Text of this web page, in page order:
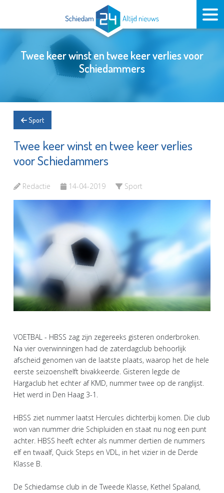
Twee keer winst en twee keer verlies voor
Schiedammers
Sport
Twee keer winst en twee keer verlies
voor Schiedammers
Redactie 14-04-2019 Sport
VOETBAL - HBSS zag zijn zegereeks gisteren onderbroken.
Na vier overwinningen had de zaterdagclub behoorlijk
afscheid genomen van de laatste plaats, waarop het de hele
eerste seizoenshelft bivakkeerde. Gisteren legde de
Hargaclub het echter af KMD, nummer twee op de ranglijst.
Het werd in Den Haag 3-1.
HBSS ziet nummer laatst Hercules dichterbij komen. Die club
won van nummer drie Schipluiden en staat nu nog een punt
achter. HBSS heeft echter als nummer dertien de nummers
elf en twaalf, Quick Steps en VDL, in het vizier in de Derde
Klasse B.
De Schiedamse club in de Tweede Klasse, Kethel Spaland,